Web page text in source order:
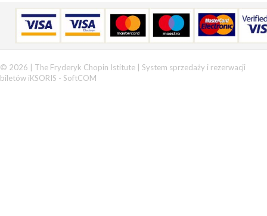
© 2026 | The Fryderyk Chopin Istitute | System sprzedaży i rezerwacji
biletów iKSORIS - SoftCOM